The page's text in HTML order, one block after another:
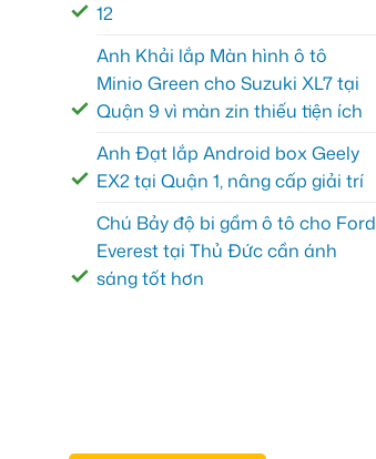
12
Anh Khải lắp Màn hình ô tô
Minio Green cho Suzuki XL7 tại
Quận 9 vì màn zin thiếu tiện ích
Anh Đạt lắp Android box Geely
EX2 tại Quận 1, nâng cấp giải trí
Chú Bảy độ bi gầm ô tô cho Ford
Everest tại Thủ Đức cần ánh
sáng tốt hơn